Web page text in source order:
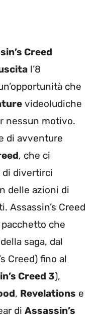
Creed
l’8
che
videoludiche
nessun motivo.
di avventure
, che ci
di divertirci
delle azioni di
Assassin’s Creed
che
saga, dal
Creed) fino al
Creed 3),
, Revelations e
di Assassin’s